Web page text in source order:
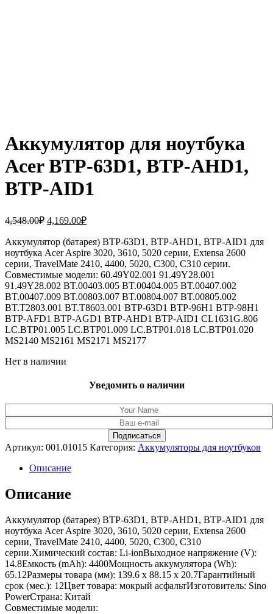
Аккумулятор для ноутбука
Acer BTP-63D1, BTP-AHD1,
BTP-AID1
4,548.00₽ Первоначальная
составляла
4,548.00₽.
4,169.00₽Текущая
4,169.00₽.
Аккумулятор (батарея) BTP-63D1, BTP-AHD1, BTP-AID1 для
ноутбука Acer Aspire 3020, 3610, 5020 серии, Extensa 2600
серии, TravelMate 2410, 4400, 5020, C300, C310 серии.
Совместимые модели: 60.49Y02.001 91.49Y28.001
91.49Y28.002 BT.00403.005 BT.00404.005 BT.00407.002
BT.00407.009 BT.00803.007 BT.00804.007 BT.00805.002
BT.T2803.001 BT.T8603.001 BTP-63D1 BTP-96H1 BTP-98H1
BTP-AFD1 BTP-AGD1 BTP-AHD1 BTP-AID1 CL1631G.806
LC.BTP01.005 LC.BTP01.009 LC.BTP01.018 LC.BTP01.020
MS2140 MS2161 MS2171 MS2177
Нет в наличии
Уведомить о наличии
Артикул: 001.01015 Категория: Аккумуляторы для ноутбуков
Описание
Описание
Аккумулятор (батарея) BTP-63D1, BTP-AHD1, BTP-AID1 для
ноутбука Acer Aspire 3020, 3610, 5020 серии, Extensa 2600
серии, TravelMate 2410, 4400, 5020, C300, C310
серии.Химический состав: Li-ionВыходное напряжение (V):
14.8Емкость (mAh): 4400Мощность аккумулятора (Wh):
65.12Размеры товара (мм): 139.6 x 88.15 x 20.7Гарантийный
срок (мес.): 12Цвет товара: мокрый асфальтИзготовитель: Sino
PowerСтрана: Китай
Совместимые модели: